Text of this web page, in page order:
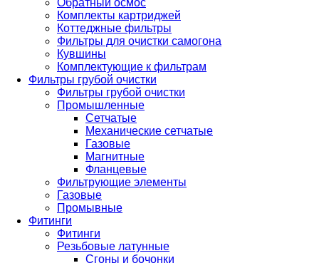
Обратный осмос
Комплекты картриджей
Коттеджные фильтры
Фильтры для очистки самогона
Кувшины
Комплектующие к фильтрам
Фильтры грубой очистки
Фильтры грубой очистки
Промышленные
Сетчатые
Механические сетчатые
Газовые
Магнитные
Фланцевые
Фильтрующие элементы
Газовые
Промывные
Фитинги
Фитинги
Резьбовые латунные
Сгоны и бочонки